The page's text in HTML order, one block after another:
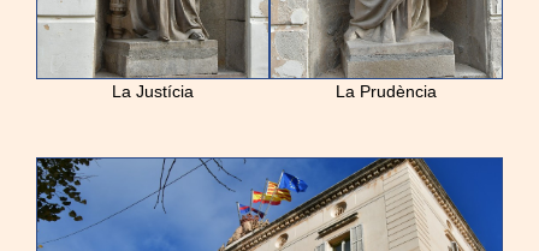
La Justícia La Prudència